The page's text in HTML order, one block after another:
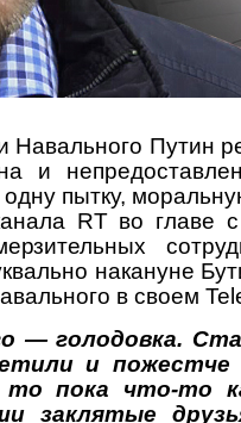
Навального Путин
и
пытку,
RT во главе
накануне
в своем
— голодовка.
и пожестче
то пока что-то
заклятые